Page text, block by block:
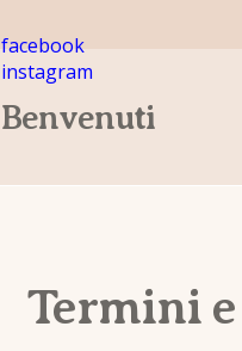
facebook
instagram
Benvenuti
Termini